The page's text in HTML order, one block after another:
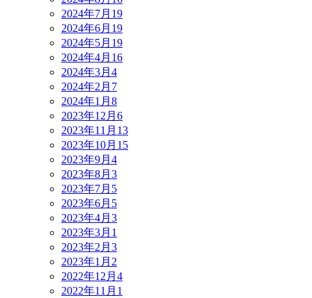
2024年7月 19
2024年6月 19
2024年5月 19
2024年4月 16
2024年3月 4
2024年2月 7
2024年1月 8
2023年12月 6
2023年11月 13
2023年10月 15
2023年9月 4
2023年8月 3
2023年7月 5
2023年6月 5
2023年4月 3
2023年3月 1
2023年2月 3
2023年1月 2
2022年12月 4
2022年11月 1